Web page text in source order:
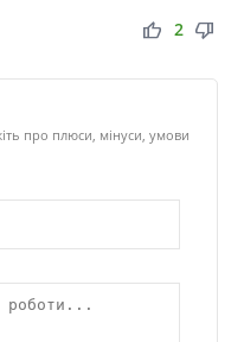
thumb_up thumb_down
2
про плюси, мінуси, умови